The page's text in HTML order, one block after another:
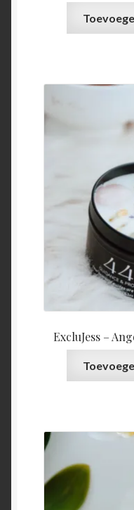
ExcluJess –